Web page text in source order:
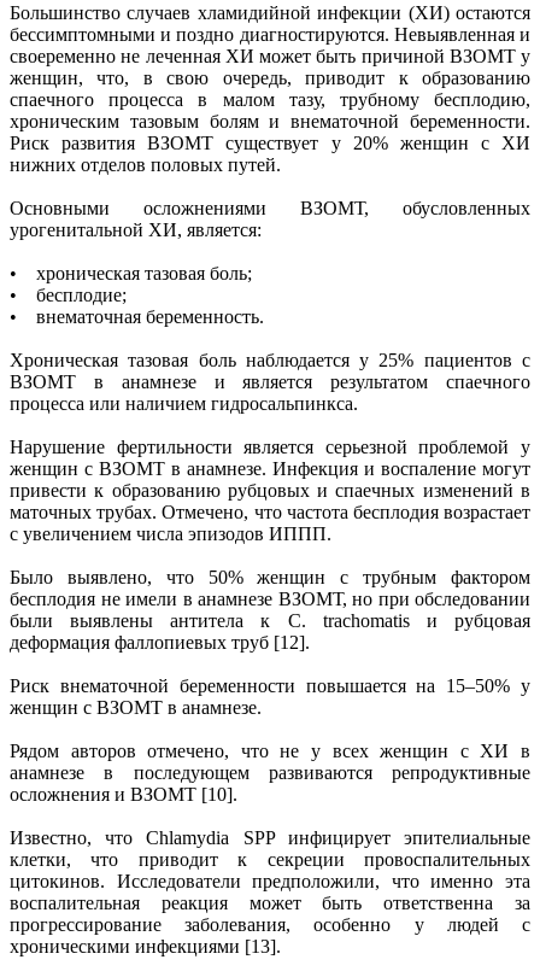
Большинство случаев хламидийной инфекции (ХИ) остаются
бессимптомными и поздно диагностируются. Невыявленная и
своеременно не леченная ХИ может быть причиной ВЗОМТ у
женщин, что, в свою очередь, приводит к образованию
спаечного процесса в малом тазу, трубному бесплодию,
хроническим тазовым болям и внематочной беременности.
Риск развития ВЗОМТ существует у 20% женщин с ХИ
нижних отделов половых путей.
Основными осложнениями ВЗОМТ, обусловленных
урогенитальной ХИ, является:
• хроническая тазовая боль;
• бесплодие;
• внематочная беременность.
Хроническая тазовая боль наблюдается у 25% пациентов с
ВЗОМТ в анамнезе и является результатом спаечного
процесса или наличием гидросальпинкса.
Нарушение фертильности является серьезной проблемой у
женщин с ВЗОМТ в анамнезе. Инфекция и воспаление могут
привести к образованию рубцовых и спаечных изменений в
маточных трубах. Отмечено, что частота бесплодия возрастает
с увеличением числа эпизодов ИППП.
Было выявлено, что 50% женщин с трубным фактором
бесплодия не имели в анамнезе ВЗОМТ, но при обследовании
были выявлены антитела к C. trachomatis и рубцовая
деформация фаллопиевых труб [12].
Риск внематочной беременности повышается на 15–50% у
женщин с ВЗОМТ в анамнезе.
Рядом авторов отмечено, что не у всех женщин с ХИ в
анамнезе в последующем развиваются репродуктивные
осложнения и ВЗОМТ [10].
Известно, что Chlamydia SPP инфицирует эпителиальные
клетки, что приводит к секреции провоспалительных
цитокинов. Исследователи предположили, что именно эта
воспалительная реакция может быть ответственна за
прогрессирование заболевания, особенно у людей с
хроническими инфекциями [13].